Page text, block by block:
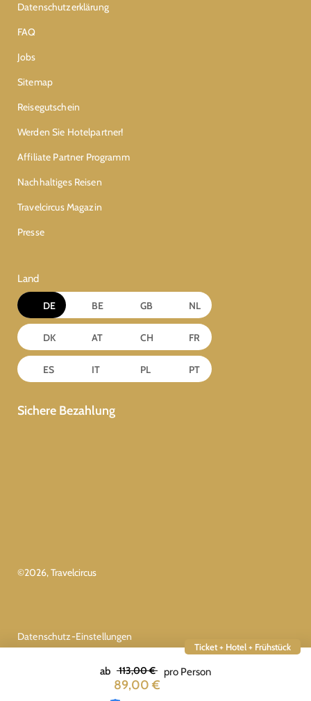
Ticket + Hotel + Frühstück
ab 113,00 €
89,00 €
pro Person
Datenschutzerklärung
FAQ
Jobs
Sitemap
Reisegutschein
Werden Sie Hotelpartner!
Affiliate Partner Programm
Nachhaltiges Reisen
Travelcircus Magazin
Presse
Land
DE BE GB NL
DK AT CH FR
ES IT PL PT
Sichere Bezahlung
©2026, Travelcircus
Datenschutz-Einstellungen